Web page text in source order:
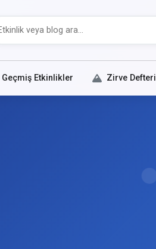
Geçmiş Etkinlikler Zirve Defteri